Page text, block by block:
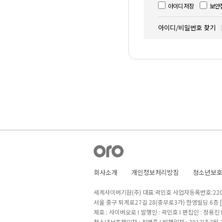
아이디 저장 보안
아이디/비밀번호 찾기
회사소개 개인정보처리방침 청소년보
세계사이버기원(주) 대표:곽민호 사업자등록번호
서울 중구 퇴계로27길 28(충무로3가) 한영빌딩 6층
제호 : 사이버오로 I 발행인 : 곽민호 I 편집인 : 정용